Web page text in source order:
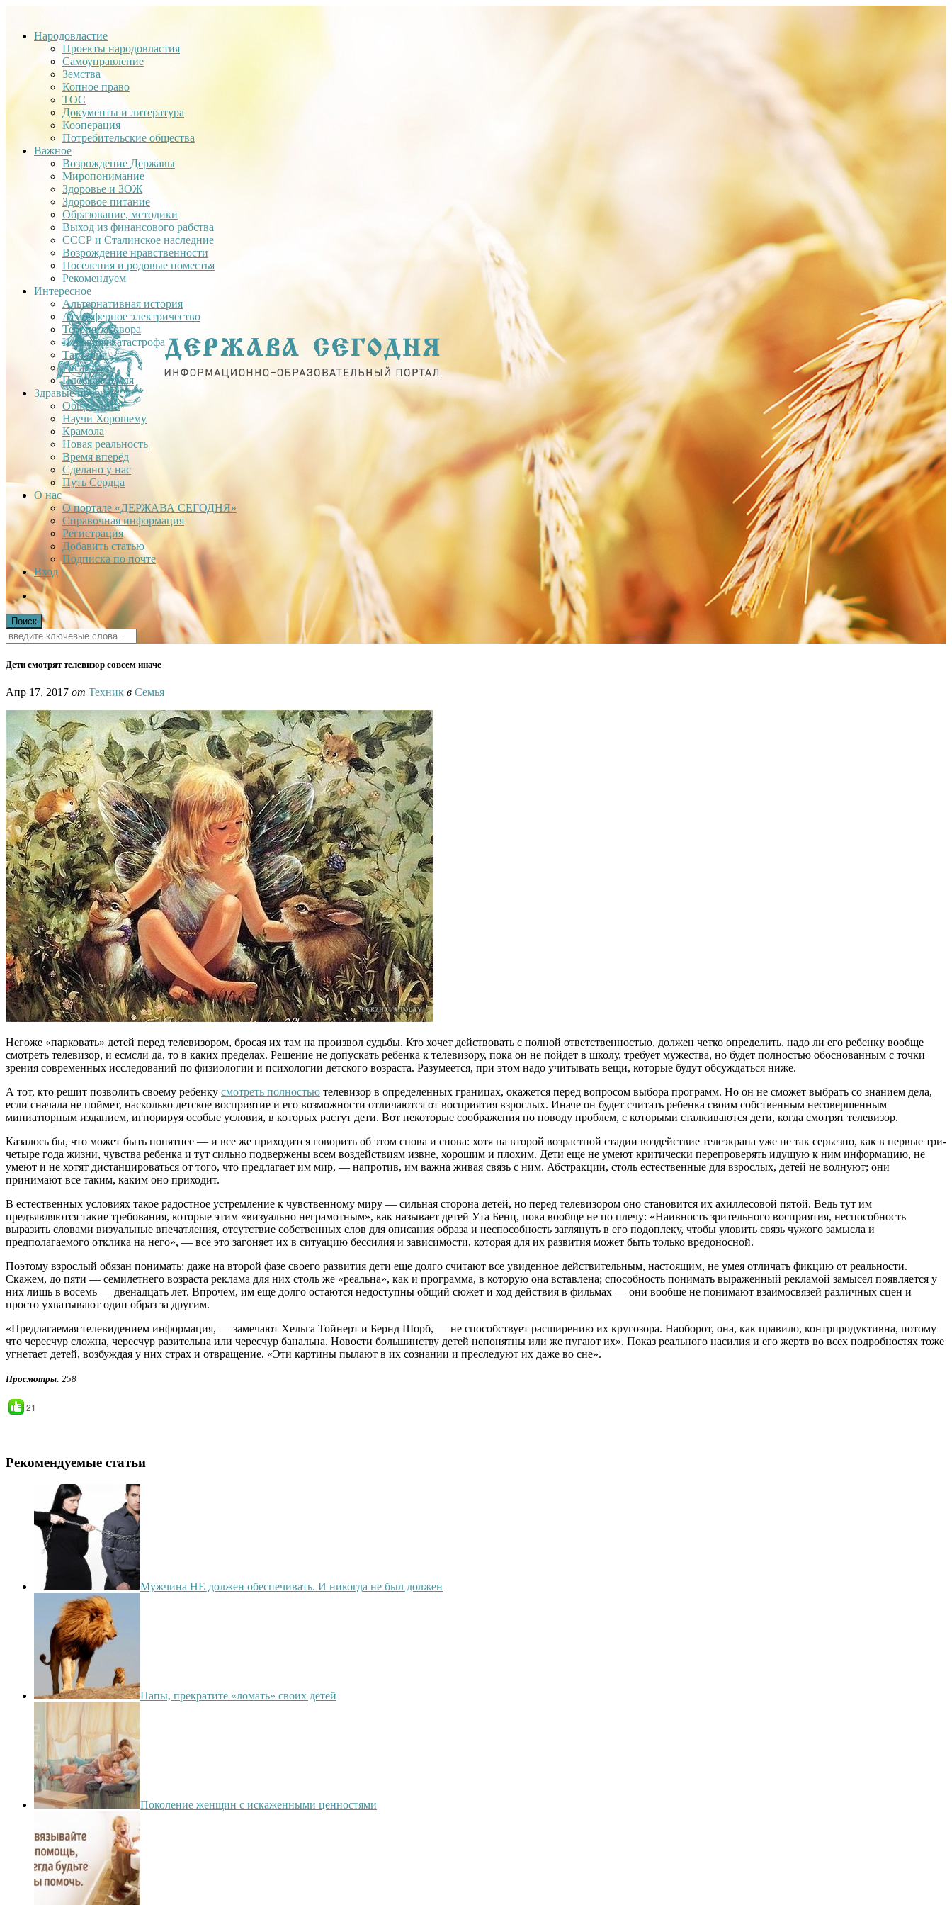
Народовластие
Проекты народовластия
Самоуправление
Земства
Копное право
ТОС
Документы и литература
Кооперация
Потребительские общества
Важное
Возрождение Державы
Миропонимание
Здоровье и ЗОЖ
Здоровое питание
Образование, методики
Выход из финансового рабства
СССР и Сталинское наследние
Возрождение нравственности
Поселения и родовые поместья
Рекомендуем
Интересное
Альтернативная история
Атмосферное электричество
Теория заговора
Недавняя катастрофа
Тартария
Гиганты
Плоская Земля
Здравые проекты
Общее дело
Научи Хорошему
Крамола
Новая реальность
Время вперёд
Сделано у нас
Путь Сердца
О нас
О портале «ДЕРЖАВА СЕГОДНЯ»
Справочная информация
Регистрация
Добавить статью
Подписка по почте
Вход
Дети смотрят телевизор совсем иначе
Апр 17, 2017 от Техник в Семья
Негоже «парковать» детей перед телевизором, бросая их там на произвол судьбы. Кто хочет действовать с полной ответственностью, должен четко определить, надо ли его ребенку вообще
смотреть телевизор, и есмсли да, то в каких пределах. Решение не допускать ребенка к телевизору, пока он не пойдет в школу, требует мужества, но будет полностью обоснованным с точки
зрения современных исследований по физиологии и психологии детского возраста. Разумеется, при этом надо учитывать вещи, которые будут обсуждаться ниже.
А тот, кто решит позволить своему ребенку смотреть полностью телевизор в определенных границах, окажется перед вопросом выбора программ. Но он не сможет выбрать со знанием дела,
если сначала не поймет, насколько детское восприятие и его возможности отличаются от восприятия взрослых. Иначе он будет считать ребенка своим собственным несовершенным
миниатюрным изданием, игнорируя особые условия, в которых растут дети. Вот некоторые соображения по поводу проблем, с которыми сталкиваются дети, когда смотрят телевизор.
Казалось бы, что может быть понятнее — и все же приходится говорить об этом снова и снова: хотя на второй возрастной стадии воздействие телеэкрана уже не так серьезно, как в первые три-
четыре года жизни, чувства ребенка и тут сильно подвержены всем воздействиям извне, хорошим и плохим. Дети еще не умеют критически перепроверять идущую к ним информацию, не
умеют и не хотят дистанцироваться от того, что предлагает им мир, — напротив, им важна живая связь с ним. Абстракции, столь естественные для взрослых, детей не волнуют; они
принимают все таким, каким оно приходит.
В естественных условиях такое радостное устремление к чувственному миру — сильная сторона детей, но перед телевизором оно становится их ахиллесовой пятой. Ведь тут им
предъявляются такие требования, которые этим «визуально неграмотным», как называет детей Ута Бенц, пока вообще не по плечу: «Наивность зрительного восприятия, неспособность
выразить словами визуальные впечатления, отсутствие собственных слов для описания образа и неспособность заглянуть в его подоплеку, чтобы уловить связь чужого замысла и
предполагаемого отклика на него», — все это загоняет их в ситуацию бессилия и зависимости, которая для их развития может быть только вредоносной.
Поэтому взрослый обязан понимать: даже на второй фазе своего развития дети еще долго считают все увиденное действительным, настоящим, не умея отличать фикцию от реальности.
Скажем, до пяти — семилетнего возраста реклама для них столь же «реальна», как и программа, в которую она вставлена; способность понимать выраженный рекламой замысел появляется у
них лишь в восемь — двенадцать лет. Впрочем, им еще долго остаются недоступны общий сюжет и ход действия в фильмах — они вообще не понимают взаимосвязей различных сцен и
просто ухватывают один образ за другим.
«Предлагаемая телевидением информация, — замечают Хельга Тойнерт и Бернд Шорб, — не способствует расширению их кругозора. Наоборот, она, как правило, контрпродуктивна, потому
что чересчур сложна, чересчур разительна или чересчур банальна. Новости большинству детей непонятны или же пугают их». Показ реального насилия и его жертв во всех подробностях тоже
угнетает детей, возбуждая у них страх и отвращение. «Эти картины пылают в их сознании и преследуют их даже во сне».
Просмотры: 258
21
Рекомендуемые статьи
Мужчина НЕ должен обеспечивать. И никогда не был должен
Папы, прекратите «ломать» своих детей
Поколение женщин с искаженными ценностями